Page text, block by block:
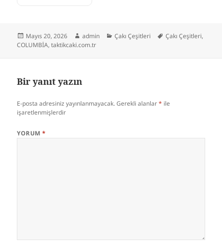
Yayın
tarihi
Mayıs 20, 2026 Yazar
admin Kategoriler
Çakı Çeşitleri Etiketler
Çakı Çeşitleri,
COLUMBİA,taktikcaki.com.tr
Bir yanıt yazın
E-posta adresiniz yayınlanmayacak. Gerekli alanlar* ile
işaretlenmişlerdir
YORUM*